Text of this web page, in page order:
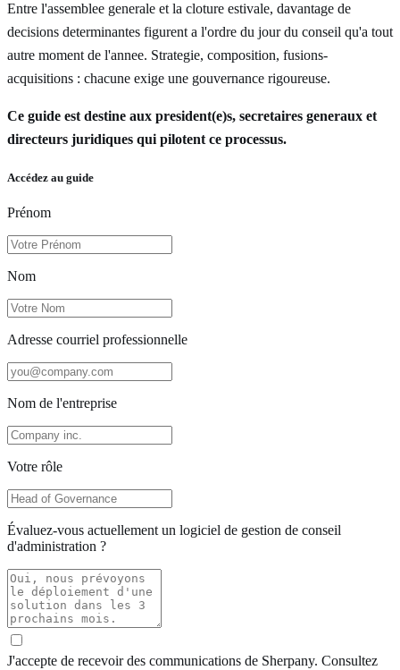
Entre l'assemblee generale et la cloture estivale, davantage de
decisions determinantes figurent a l'ordre du jour du conseil qu'a tout
autre moment de l'annee. Strategie, composition, fusions-
acquisitions : chacune exige une gouvernance rigoureuse.
Ce guide est destine aux president(e)s, secretaires generaux et
directeurs juridiques qui pilotent ce processus.
Accédez au guide
Prénom
Nom
Adresse courriel professionnelle
Nom de l'entreprise
Votre rôle
Évaluez-vous actuellement un logiciel de gestion de conseil
d'administration ?
J'accepte de recevoir des communications de Sherpany. Consultez